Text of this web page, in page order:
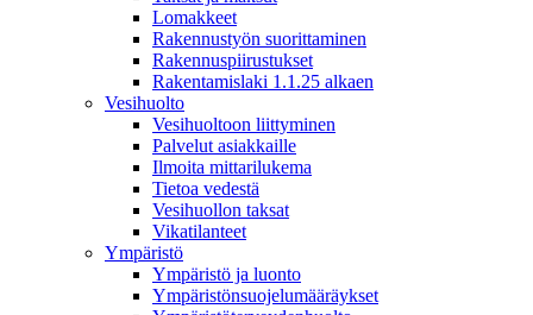
Lomakkeet
Rakennustyön suorittaminen
Rakennuspiirustukset
Rakentamislaki 1.1.25 alkaen
Vesihuolto
Vesihuoltoon liittyminen
Palvelut asiakkaille
Ilmoita mittarilukema
Tietoa vedestä
Vesihuollon taksat
Vikatilanteet
Ympäristö
Ympäristö ja luonto
Ympäristönsuojelumääräykset